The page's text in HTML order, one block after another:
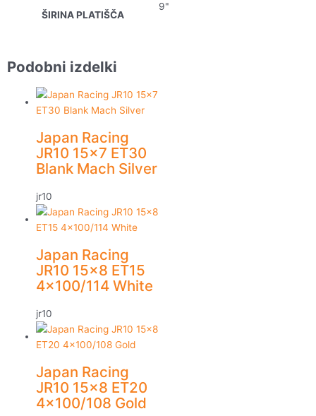
ŠIRINA PLATIŠČA
9"
Podobni izdelki
Japan Racing
JR10 15×7 ET30
Blank Mach Silver
jr10
Japan Racing
JR10 15×8 ET15
4×100/114 White
jr10
Japan Racing
JR10 15×8 ET20
4×100/108 Gold